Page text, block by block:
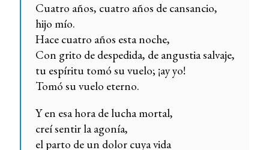
Cuatro años, cuatro años de cansancio,
hijo mío.
Hace cuatro años esta noche,
Con grito de despedida, de angustia salvaje,
tu espíritu tomó su vuelo; ¡ay yo!
Tomó su vuelo eterno.
Y en esa hora de lucha mortal,
creí sentir la agonía,
el parto de un dolor cuya vida